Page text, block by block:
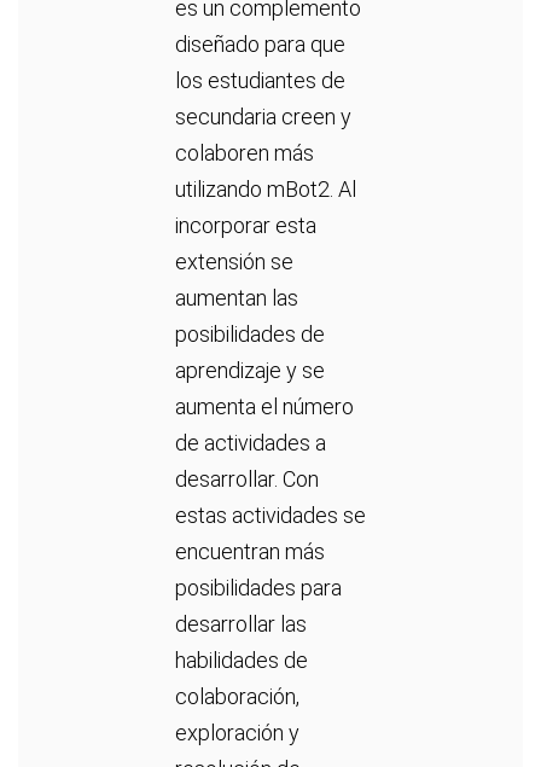
es un complemento
diseñado para que
los estudiantes de
secundaria creen y
colaboren más
utilizando mBot2. Al
incorporar esta
extensión se
aumentan las
posibilidades de
aprendizaje y se
aumenta el número
de actividades a
desarrollar. Con
estas actividades se
encuentran más
posibilidades para
desarrollar las
habilidades de
colaboración,
exploración y